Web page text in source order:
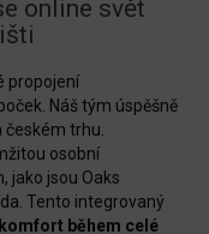
online svět
propojení
Náš tým úspěšně
trhu.
osobní
jako jsou Oaks
Tento integrovaný
během celé